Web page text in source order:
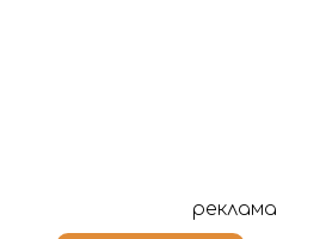
реклама